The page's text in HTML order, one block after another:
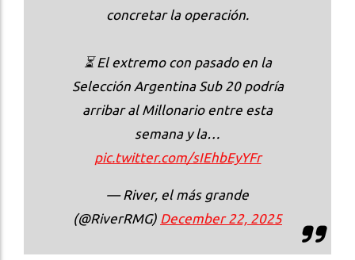
concretar la operación.
⏳ El extremo con pasado en la
Selección Argentina Sub 20 podría
arribar al Millonario entre esta
semana y la…
pic.twitter.com/sIEhbEyYFr
— River, el más grande
(@RiverRMG) December 22, 2025